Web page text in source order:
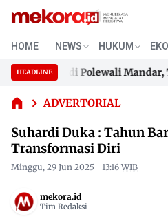
HOME NEWS HUKUM
HEADLINEdi Polewali Mandar,
di Polewali Mandar,
ADVERTORIAL
Suhardi Duka
: Tahun Baru
Momentum
Transformasi
Diri
Suhardi Duka : Tahun
Transformasi Diri
Minggu, 29 Jun 2025 13:16 WIB
mekora.id
Tim Redaksi